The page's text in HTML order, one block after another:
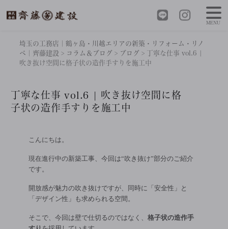
埼玉の工務店｜鶴ヶ島・川越エリアの新築・リフォーム・リノ
ベ｜齊藤建設 > コラム＆ブログ > ブログ > 丁寧な仕事 vol.6 |
吹き抜け空間に格子状の造作手すりを施工中
丁寧な仕事 vol.6 | 吹き抜け空間に格
子状の造作手すりを施工中
こんにちは。
現在進行中の新築工事、今回は“吹き抜け”部分のご紹介
です。
開放感が魅力の吹き抜けですが、同時に「安全性」と
「デザイン性」も求められる空間。
そこで、今回は壁で仕切るのではなく、 格子状の造作手
MENU